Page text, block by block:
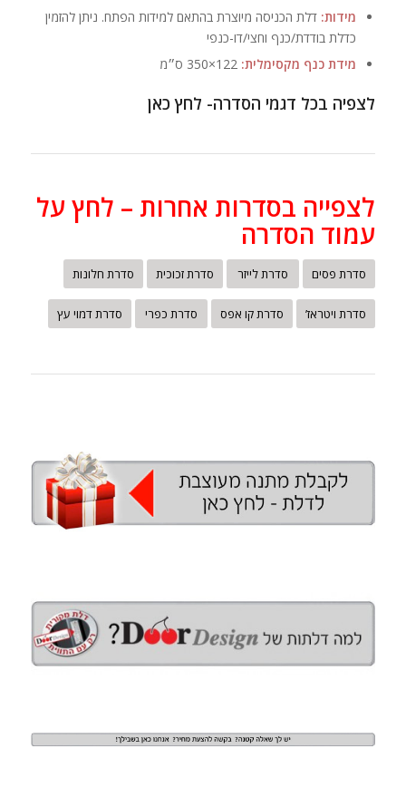
מידות: דלת הכניסה מיוצרת בהתאם למידות הפתח. ניתן להזמין
כדלת בודדת/כנף וחצי/דו-כנפי
מידת כנף מקסימלית:
לצפיה בכל דגמי הסדרה- לחץ כאן
לצפייה בסדרות אחרות – לחץ על
עמוד הסדרה
סדרת פסים סדרת לייזר סדרת זכוכית סדרת חלונות
סדרת ויטראז’ סדרת קו אפס סדרת כפרי סדרת דמוי עץ